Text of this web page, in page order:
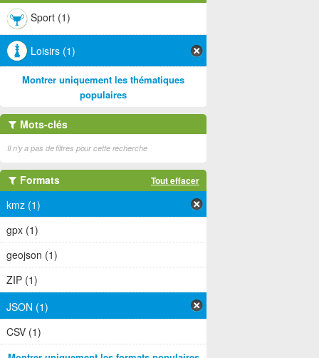
Sport (1)
Loisirs (1)
Montrer uniquement les thématiques
populaires
Mots-clés
Il n'y a pas de filtres pour cette recherche
Formats Tout effacer
kmz (1)
gpx (1)
geojson (1)
ZIP (1)
JSON (1)
CSV (1)